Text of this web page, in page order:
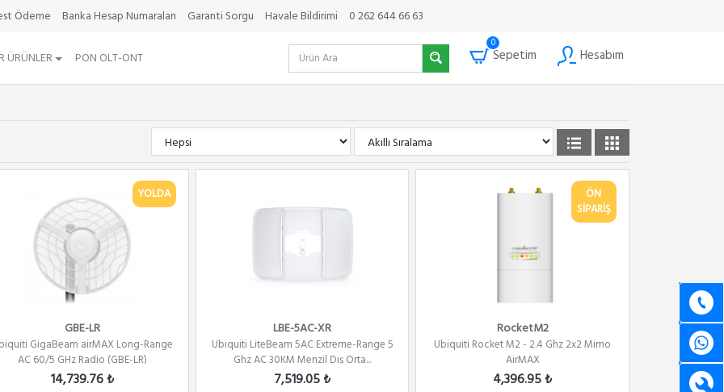
Ödeme Banka Hesap Numaraları Garanti Sorgu Havale Bildirimi 0 262 644 66 63
ÜRÜNLER PON OLT-ONT
0
Sepetim Hesabım
YOLDA
GBE-LR
GigaBeam airMAX Long-Range
AC 60/5 GHz Radio (GBE-LR)
14,739.76 ₺
LBE-5AC-XR
Ubiquiti LiteBeam 5AC Extreme-Range 5
Ghz AC 30KM Menzil Dış Orta...
7,519.05 ₺
ÖN
SİPARİŞ
RocketM2
Ubiquiti Rocket M2 - 2.4 Ghz 2x2 Mimo
AirMAX
4,396.95 ₺